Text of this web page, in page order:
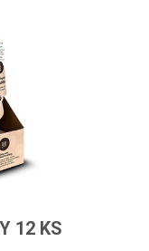
12 KS